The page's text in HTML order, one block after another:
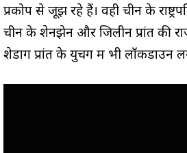
प्रकोप से जूझ रहे हैं। वही चीन के
चीन के शेनझेन और जिलीन प्रांत की
शेडोंग प्रांत के युचेंग में भी लॉकडाउन